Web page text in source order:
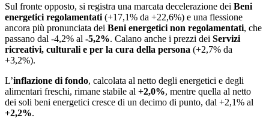
Sul fronte opposto, si registra una marcata decelerazione dei Beni
energetici regolamentati (+17,1% da +22,6%) e una flessione
ancora più pronunciata dei Beni energetici non regolamentati, che
passano dal -4,2% al -5,2%. Calano anche i prezzi dei Servizi
ricreativi, culturali e per la cura della persona (+2,7% da
+3,2%).
L’inflazione di fondo, calcolata al netto degli energetici e degli
alimentari freschi, rimane stabile al +2,0%, mentre quella al netto
dei soli beni energetici cresce di un decimo di punto, dal +2,1% al
+2,2%.